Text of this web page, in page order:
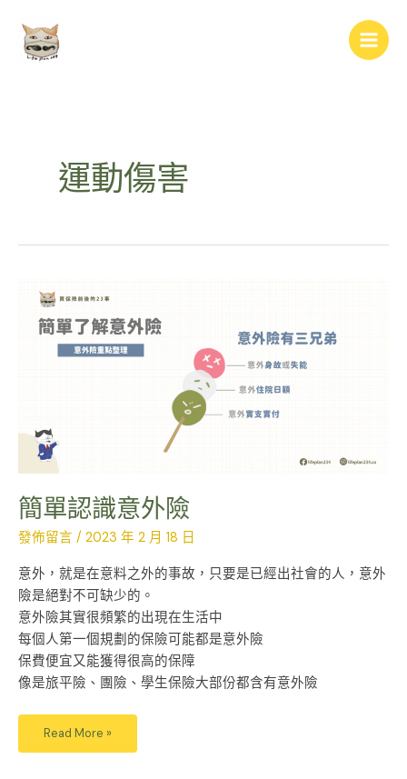
Main
運動傷害
簡單認識意外險
發佈留言 / 2023 年 2 月 18 日
意外，就是在意料之外的事故，只要是已經出社會的人，意外
險是絕對不可缺少的。
意外險其實很頻繁的出現在生活中
每個人第一個規劃的保險可能都是意外險
保費便宜又能獲得很高的保障
像是旅平險、團險、學生保險大部份都含有意外險
單
認
識
意
外
Read More »